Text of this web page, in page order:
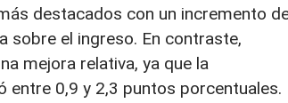
destacados con un incremento
sobre el ingreso. En contraste,
mejora relativa, ya que la
entre 0,9 y 2,3 puntos porcentuales.